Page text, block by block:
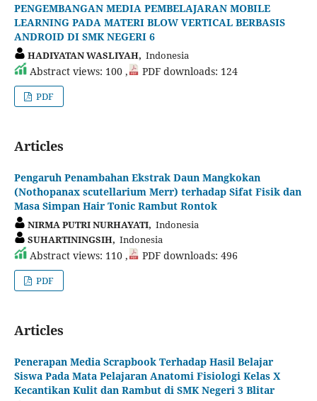
PENGEMBANGAN MEDIA PEMBELAJARAN MOBILE
LEARNING PADA MATERI BLOW VERTICAL BERBASIS
ANDROID DI SMK NEGERI 6
HADIYATAN WASLIYAH, Indonesia
Abstract views: 100 , PDF downloads: 124
PDF
Articles
Pengaruh Penambahan Ekstrak Daun Mangkokan
(Nothopanax scutellarium Merr) terhadap Sifat Fisik dan
Masa Simpan Hair Tonic Rambut Rontok
NIRMA PUTRI NURHAYATI, Indonesia
SUHARTININGSIH, Indonesia
Abstract views: 110 , PDF downloads: 496
PDF
Articles
Penerapan Media Scrapbook Terhadap Hasil Belajar
Siswa Pada Mata Pelajaran Anatomi Fisiologi Kelas X
Kecantikan Kulit dan Rambut di SMK Negeri 3 Blitar